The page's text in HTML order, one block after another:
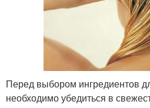
Перед выбором ингредиентов
необходимо убедиться в